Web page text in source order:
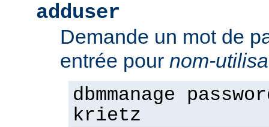
adduser
Demande un mot de
entrée pour nom-
dbmmanage
krietz